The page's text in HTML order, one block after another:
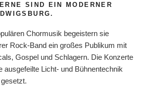
SIND EIN MODERNER
Chormusik begeistern sie
Rock-Band ein großes Publikum mit
Gospel und Schlagern. Die Konzerte
ausgefeilte Licht- und Bühnentechnik